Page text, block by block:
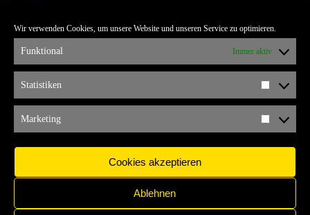
Wir verwenden Cookies, um unsere Website und unseren Service zu optimieren.
Funktional Immer aktiv
Statistiken
Marketing
Cookies akzeptieren
Ablehnen
ULTRABLOG DER YELLOW CONNECTION
ALEMANNIA VERKAUFT MAN NICHT
ARCHIV
ARCHIV